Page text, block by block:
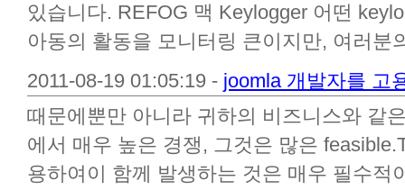
있습니다. REFOG 맥 Keylogger 어떤
아동의 활동을 모니터링 큰이지만, 여러분
2011-08-19 01:05:19 - joomla 개발자를 고
때문에뿐만 아니라 귀하의 비즈니스와 같
에서 매우 높은 경쟁, 그것은 많은
용하여이 함께 발생하는 것은 매우 필수적